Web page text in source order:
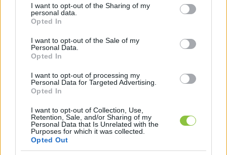
not limited to your visit or usage behaviour. You may click to
grant or deny consent to Google and its third-party tags to
use your data for below specified purposes in below Google
consent section.
I want to opt-out of the Sharing of my
personal data.
Opted In
I want to opt-out of the Sale of my
Personal Data.
Opted In
I want to opt-out of processing my
Personal Data for Targeted Advertising.
Opted In
I want to opt-out of Collection, Use,
Retention, Sale, and/or Sharing of my
Personal Data that Is Unrelated with the
Purposes for which it was collected.
Opted Out
Nikitscher Tamás és a magyar válogatott a
szeptember 7-én Németország ellen
pedig a bosnyákokat fogadják hazai pályán.
Nikitscher mellett még három újonccal bővült a